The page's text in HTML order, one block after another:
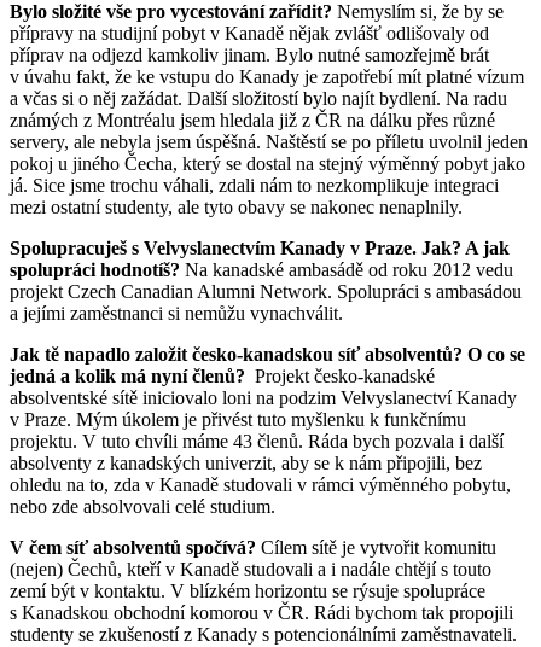
Bylo složité vše pro vycestování zařídit? Nemyslím si, že by se
přípravy na studijní pobyt v Kanadě nějak zvlášť odlišovaly od
příprav na odjezd kamkoliv jinam. Bylo nutné samozřejmě brát
v úvahu fakt, že ke vstupu do Kanady je zapotřebí mít platné vízum
a včas si o něj zažádat. Další složitostí bylo najít bydlení. Na radu
známých z Montréalu jsem hledala již z ČR na dálku přes různé
servery, ale nebyla jsem úspěšná. Naštěstí se po příletu uvolnil jeden
pokoj u jiného Čecha, který se dostal na stejný výměnný pobyt jako
já. Sice jsme trochu váhali, zdali nám to nezkomplikuje integraci
mezi ostatní studenty, ale tyto obavy se nakonec nenaplnily.
Spolupracuješ s Velvyslanectvím Kanady v Praze. Jak? A jak
spolupráci hodnotíš? Na kanadské ambasádě od roku 2012 vedu
projekt Czech Canadian Alumni Network. Spolupráci s ambasádou
a jejími zaměstnanci si nemůžu vynachválit.
Jak tě napadlo založit česko-kanadskou síť absolventů? O co se
jedná a kolik má nyní členů? Projekt česko-kanadské
absolventské sítě iniciovalo loni na podzim Velvyslanectví Kanady
v Praze. Mým úkolem je přivést tuto myšlenku k funkčnímu
projektu. V tuto chvíli máme 43 členů. Ráda bych pozvala i další
absolventy z kanadských univerzit, aby se k nám připojili, bez
ohledu na to, zda v Kanadě studovali v rámci výměnného pobytu,
nebo zde absolvovali celé studium.
V čem síť absolventů spočívá? Cílem sítě je vytvořit komunitu
(nejen) Čechů, kteří v Kanadě studovali a i nadále chtějí s touto
zemí být v kontaktu. V blízkém horizontu se rýsuje spolupráce
s Kanadskou obchodní komorou v ČR. Rádi bychom tak propojili
studenty se zkušeností z Kanady s potencionálními zaměstnavateli.